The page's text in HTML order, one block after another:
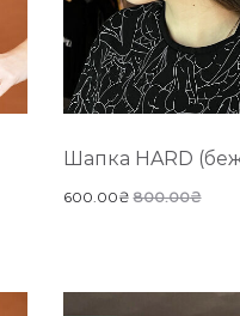
Шапка HARD
800.00₴
600.00₴